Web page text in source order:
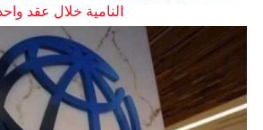
النامية خلال عقد